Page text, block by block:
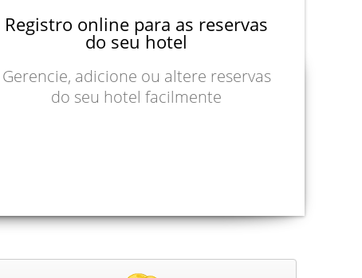
Registro online para as reservas
do seu hotel
Gerencie, adicione ou altere reservas
do seu hotel facilmente